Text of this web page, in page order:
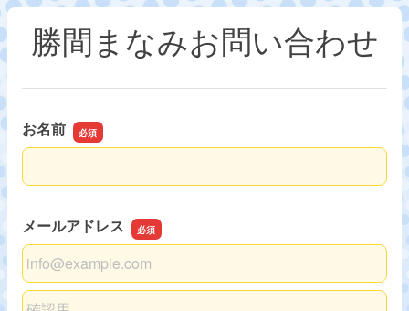
勝間まなみお問い合わせ
お名前
お名前
メールアドレス
メールアドレス
メールアドレスの確認用